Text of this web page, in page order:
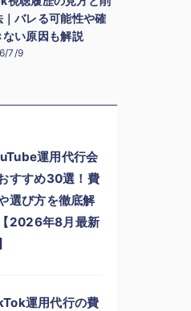
｜バレる可能性や確
ない原因も解説
7/9
運用代行会
すすめ30選！費
選び方を徹底解
2026年8月最新
運用代行の費